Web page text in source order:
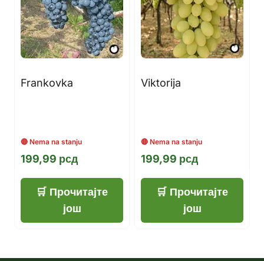
Frankovka
199,99 рсд
Прочитајте
још
Viktorija
199,99 рсд
Прочитајте
још